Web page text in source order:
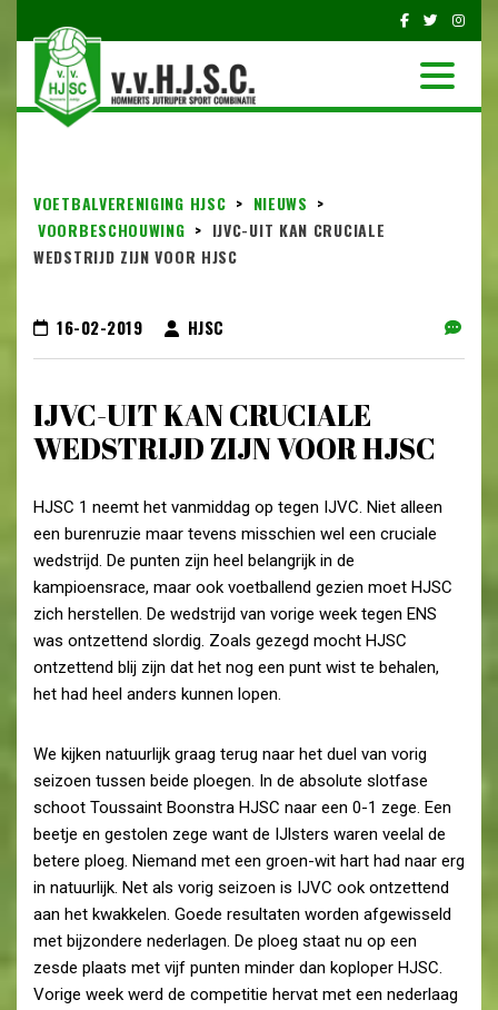
VOETBALVERENIGING HJSC > NIEUWS >
VOORBESCHOUWING > IJVC-UIT KAN CRUCIALE
WEDSTRIJD ZIJN VOOR HJSC
16-02-2019 HJSC
IJVC-UIT KAN CRUCIALE
WEDSTRIJD ZIJN VOOR HJSC
HJSC 1 neemt het vanmiddag op tegen IJVC. Niet alleen
een burenruzie maar tevens misschien wel een cruciale
wedstrijd. De punten zijn heel belangrijk in de
kampioensrace, maar ook voetballend gezien moet HJSC
zich herstellen. De wedstrijd van vorige week tegen ENS
was ontzettend slordig. Zoals gezegd mocht HJSC
ontzettend blij zijn dat het nog een punt wist te behalen,
het had heel anders kunnen lopen.
We kijken natuurlijk graag terug naar het duel van vorig
seizoen tussen beide ploegen. In de absolute slotfase
schoot Toussaint Boonstra HJSC naar een 0-1 zege. Een
beetje en gestolen zege want de IJlsters waren veelal de
betere ploeg. Niemand met een groen-wit hart had naar erg
in natuurlijk. Net als vorig seizoen is IJVC ook ontzettend
aan het kwakkelen. Goede resultaten worden afgewisseld
met bijzondere nederlagen. De ploeg staat nu op een
zesde plaats met vijf punten minder dan koploper HJSC.
Vorige week werd de competitie hervat met een nederlaag